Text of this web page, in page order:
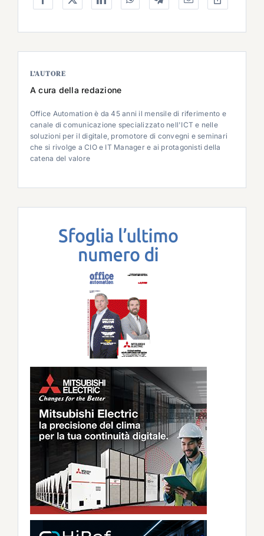
L’AUTORE
A cura della redazione
Office Automation è da 45 anni il mensile di riferimento e
canale di comunicazione specializzato nell'ICT e nelle
soluzioni per il digitale, promotore di convegni e seminari
che si rivolge a CIO e IT Manager e ai protagonisti della
catena del valore